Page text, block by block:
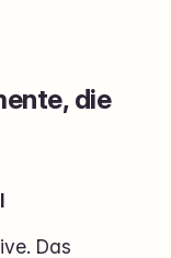
die
Das